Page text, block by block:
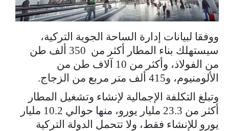
ووفقا لبيانات إدارة الساحة الجوية التركية،
سيستهلك بناء المطار أكثر من 350 ألف طن
من الفولاذ، وأكثر من 10 آلاف طن من
الألومنيوم، و415 ألف متر مربع من الزجاج.
وتبلغ التكلفة الإجمالية لإنشاء وتشغيل المطار
أكثر من 23.3 مليار يورو، منها حوالي 10.2 مليار
يورو للإنشاء فقط، ولا تتحمل الدولة التركية